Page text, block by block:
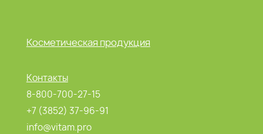
Косметическая продукция
Контакты
8-800-700-27-15
+7 (3852) 37-96-91
info@vitam.pro